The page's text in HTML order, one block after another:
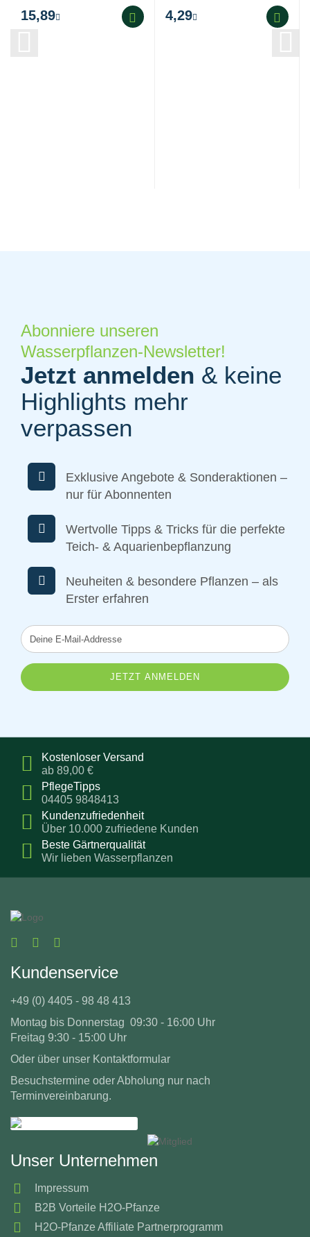
15,89 4,29
Abonniere unseren
Wasserpflanzen-Newsletter!
Jetzt anmelden & keine
Highlights mehr
verpassen
Exklusive Angebote & Sonderaktionen –
nur für Abonnenten
Wertvolle Tipps & Tricks für die perfekte
Teich- & Aquarienbepflanzung
Neuheiten & besondere Pflanzen – als
Erster erfahren
Deine
E-
Mail-
Addresse
Kostenloser Versand
ab 89,00 €
PflegeTipps
04405 9848413
Kundenzufriedenheit
Über 10.000 zufriedene Kunden
Beste Gärtnerqualität
Wir lieben Wasserpflanzen
Kundenservice
+49 (0) 4405 - 98 48 413
Montag bis Donnerstag 09:30 - 16:00 Uhr
Freitag 9:30 - 15:00 Uhr
Oder über unser Kontaktformular
Besuchstermine oder Abholung nur nach
Terminvereinbarung.
Unser Unternehmen
Impressum
B2B Vorteile H2O-Pfanze
H2O-Pfanze Affiliate Partnerprogramm